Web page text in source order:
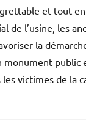
et tout
de l’usine, les
la
monument public
victimes de la